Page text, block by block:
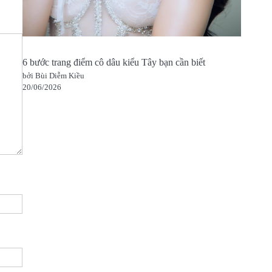
6 bước trang điểm cô dâu kiểu Tây bạn cần biết
bởi Bùi Diễm Kiều
20/06/2026